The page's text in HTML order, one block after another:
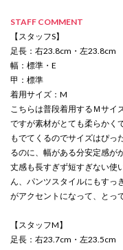
STAFF COMMENT
【スタッフS】
足長：右23.8cm・左23.8cm
幅：標準・E
甲：標準
着用サイズ：M
こちらは普段着用するＭサイ
ですが素材がとても柔らかく
もでてくるのでサイズはぴっ
るのに、幅がある分安定感が
丈感も長すぎず短すぎない使
ん、パンツスタイルにもす
がアクセントになって、とっ
【スタッフM】
足長：右23.7cm・左23.5cm